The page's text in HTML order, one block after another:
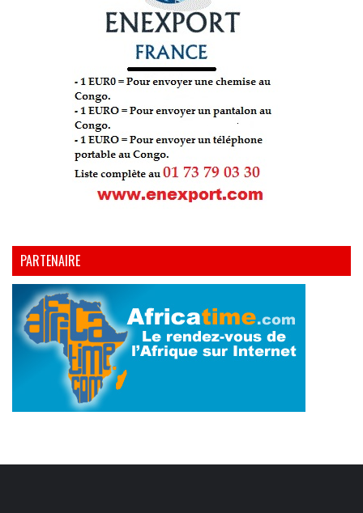
PARTENAIRE